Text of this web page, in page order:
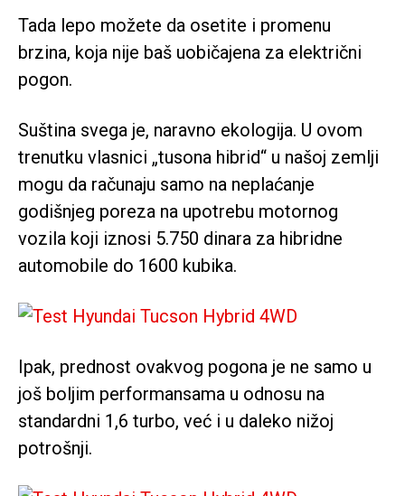
Tada lepo možete da osetite i promenu
brzina, koja nije baš uobičajena za električni
pogon.
Suština svega je, naravno ekologija. U ovom
trenutku vlasnici „tusona hibrid“ u našoj zemlji
mogu da računaju samo na neplaćanje
godišnjeg poreza na upotrebu motornog
vozila koji iznosi 5.750 dinara za hibridne
automobile do 1600 kubika.
Ipak, prednost ovakvog pogona je ne samo u
još boljim performansama u odnosu na
standardni 1,6 turbo, već i u daleko nižoj
potrošnji.